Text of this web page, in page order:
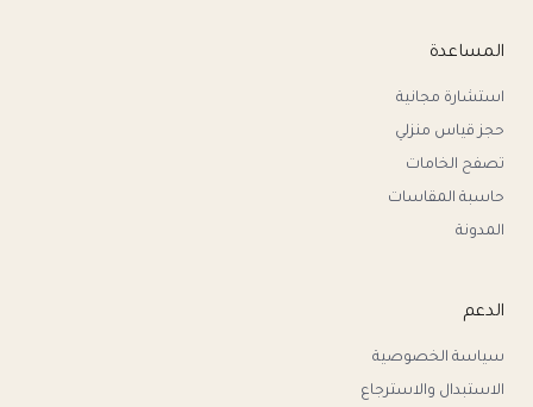
المساعدة
استشارة مجانية
حجز قياس منزلي
تصفح الخامات
حاسبة المقاسات
المدونة
الدعم
سياسة الخصوصية
الاستبدال والاسترجاع